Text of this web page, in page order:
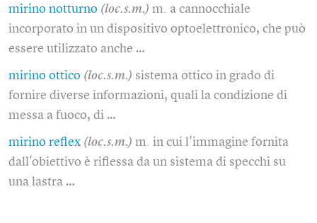
mirino notturno (loc.s.m.) m. a cannocchiale
incorporato in un dispositivo optoelettronico, che può
essere utilizzato anche …
mirino ottico (loc.s.m.) sistema ottico in grado di
fornire diverse informazioni, quali la condizione di
messa a fuoco, di …
mirino reflex (loc.s.m.) m. in cui l'immagine fornita
dall'obiettivo è riflessa da un sistema di specchi su
una lastra …